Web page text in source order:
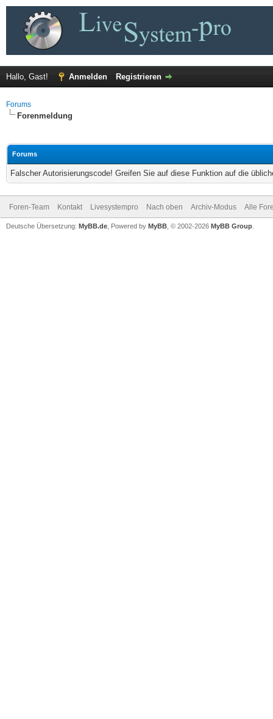
Hallo, Gast! Anmelden Registrieren
Forums
Forenmeldung
Forums
Falscher Autorisierungscode! Greifen Sie auf diese Funktion auf die
Foren-Team Kontakt Livesystempro Nach oben Archiv-Modus Alle
Deutsche Übersetzung: MyBB.de , Powered by MyBB , © 2002-2026 MyBB Group